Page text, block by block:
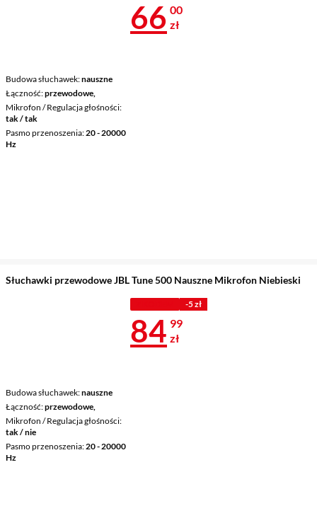
Budowa słuchawek nauszne
Łączność przewodowe,
Mikrofon / Regulacja głośności
tak / tak
Pasmo przenoszenia 20 - 20000
Hz
Cena 66 zł
66 00
zł
Słuchawki przewodowe JBL Tune 500 Nauszne Mikrofon Niebieski
Budowa słuchawek nauszne
Łączność przewodowe,
Mikrofon / Regulacja głośności
tak / nie
Pasmo przenoszenia 20 - 20000
Hz
-5 zł
Cena 84,99
84 99
zł